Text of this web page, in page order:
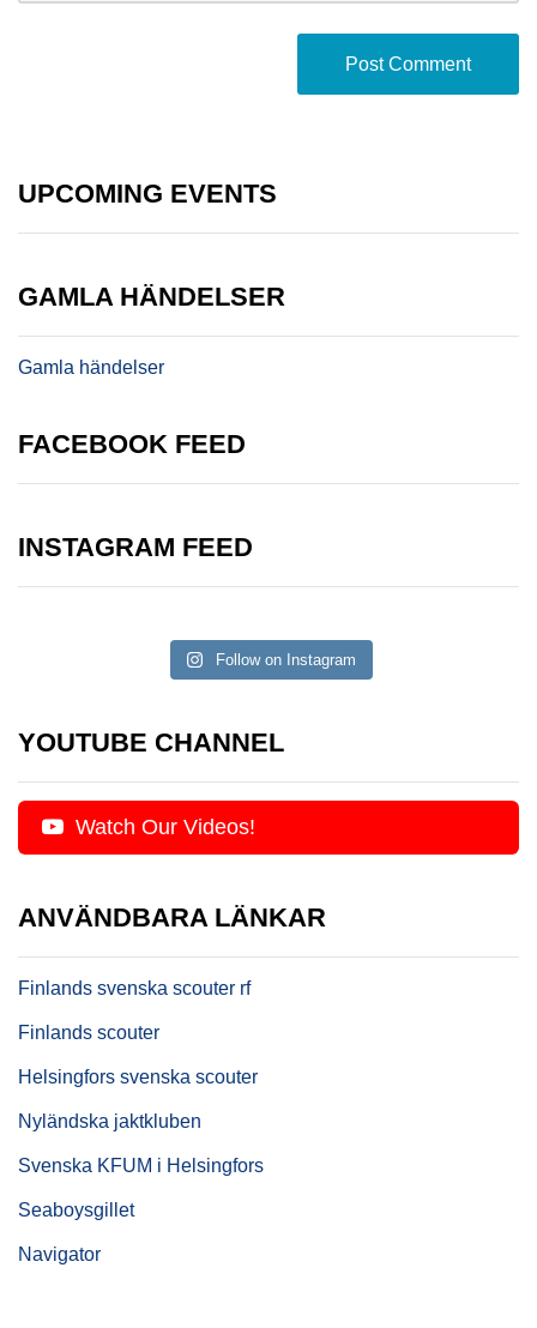
UPCOMING EVENTS
GAMLA HÄNDELSER
Gamla händelser
FACEBOOK FEED
INSTAGRAM FEED
Follow on Instagram
YOUTUBE CHANNEL
Watch Our Videos!
ANVÄNDBARA LÄNKAR
Finlands svenska scouter rf
Finlands scouter
Helsingfors svenska scouter
Nyländska jaktkluben
Svenska KFUM i Helsingfors
Seaboysgillet
Navigator